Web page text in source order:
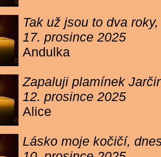
Tak už jsou to dva
17. prosince 2025
Andulka
Zapaluji plamínek
12. prosince 2025
Alice
Lásko moje kočičí,